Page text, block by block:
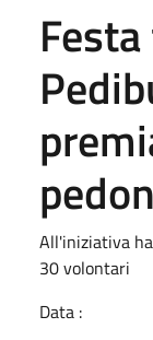
All'iniziativa
30 volontari
Data :